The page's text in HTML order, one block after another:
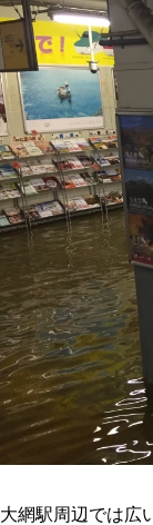
大網駅周辺では広